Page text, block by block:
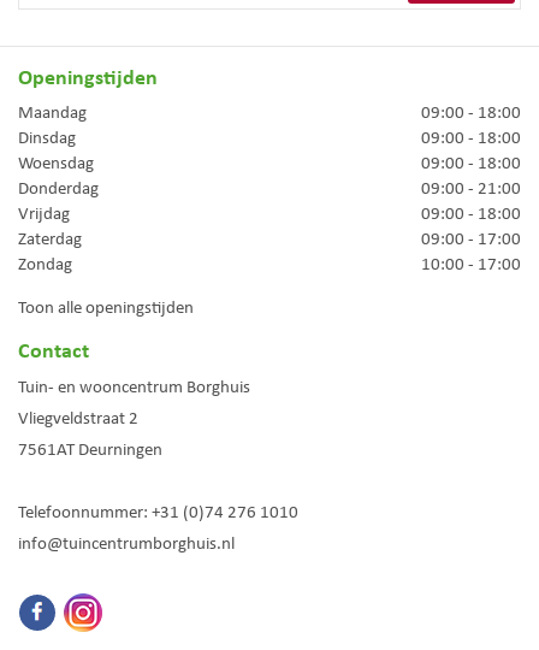
Openingstijden
Maandag
09:00 - 18:00
Dinsdag
09:00 - 18:00
Woensdag
09:00 - 18:00
Donderdag
09:00 - 21:00
Vrijdag
09:00 - 18:00
Zaterdag
09:00 - 17:00
Zondag
10:00 - 17:00
Toon alle openingstijden
Contact
Tuin- en wooncentrum Borghuis
Vliegveldstraat 2
7561AT Deurningen
Telefoonnummer: +31 (0)74 276 1010
info@tuincentrumborghuis.nl